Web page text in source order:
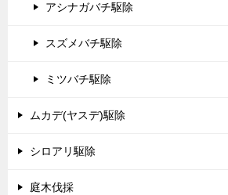
アシナガバチ駆除
スズメバチ駆除
ミツバチ駆除
ムカデ(ヤスデ)駆除
シロアリ駆除
庭木伐採